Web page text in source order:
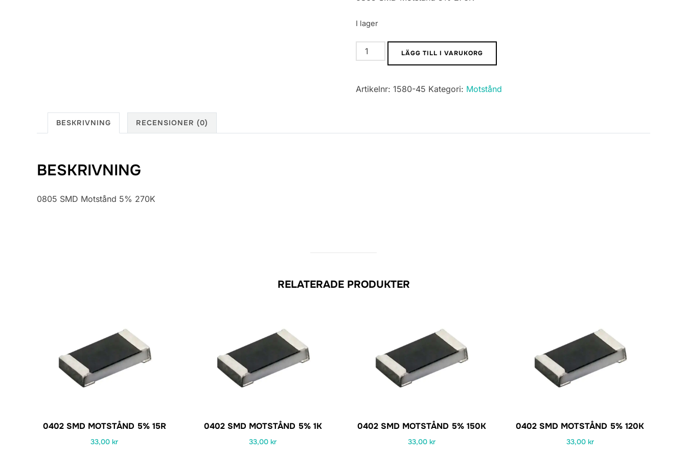
I lager
0805
SMD
5%
LÄGG TILL I VARUKORG
Artikelnr: 1580-45 Kategori: Motstånd
BESKRIVNING RECENSIONER (0)
BESKRIVNING
0805 SMD Motstånd 5% 270K
RELATERADE PRODUKTER
0402 SMD MOTSTÅND 5% 15R
33,00kr
0402 SMD MOTSTÅND 5% 1K
33,00kr
0402 SMD MOTSTÅND 5% 150K
33,00 kr
0402 SMD MOTSTÅND 5% 120K
33,00 kr